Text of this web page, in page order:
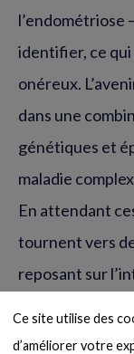
Ce site utilise des
d’améliorer votre
l’endométriose
identifier, ce
onéreux.
dans une
génétiques et
maladie
En attendant
tournent vers
reposant sur
présence de